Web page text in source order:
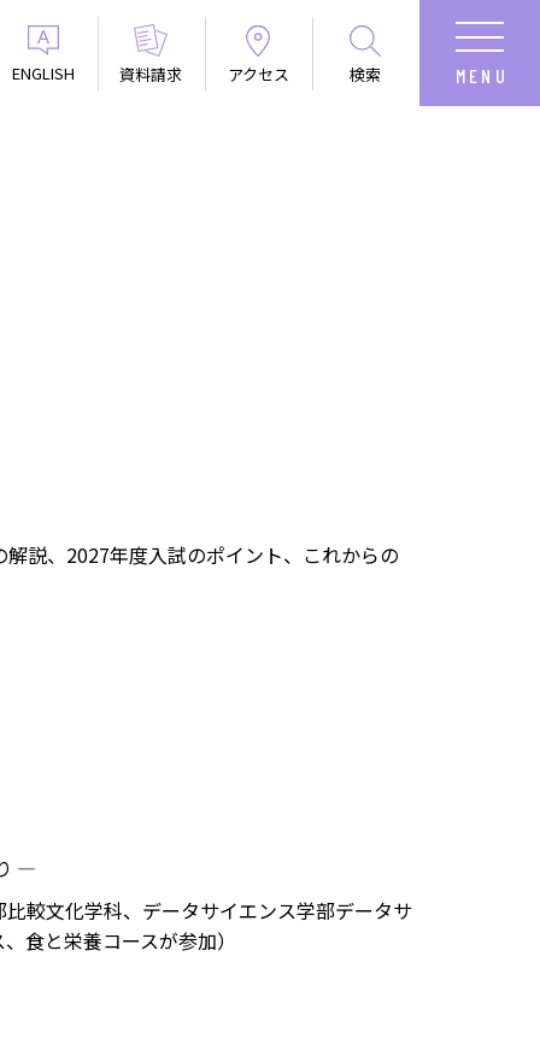
ENGLISH 資料請求 アクセス 検索
説、2027年度入試のポイント、これからの
―
較文化学科、データサイエンス学部データサ
食と栄養コースが参加）